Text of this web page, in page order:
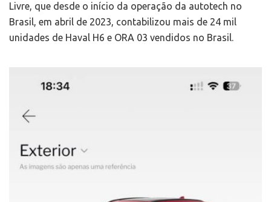
Livre, que desde o início da operação da autotech no
Brasil, em abril de 2023, contabilizou mais de 24 mil
unidades de Haval H6 e ORA 03 vendidos no Brasil.